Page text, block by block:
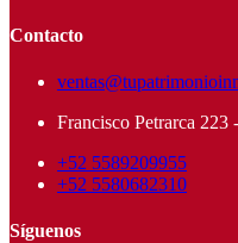
Contacto
Francisco Petrarca
+52 5589209955
+52 5580682310
Síguenos